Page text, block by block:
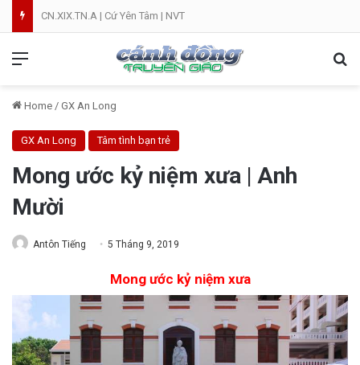
CN.XIX.TN.A | Cứ Yên Tâm | NVT
Home / GX An Long
GX An Long Tâm tình bạn trẻ
Mong ước kỷ niệm xưa | Anh
Mười
Antôn Tiếng 5 Tháng 9, 2019
Mong ước kỷ niệm xưa